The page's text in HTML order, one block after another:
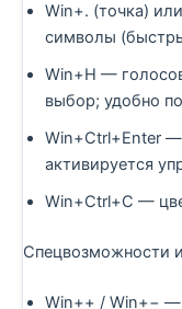
Win+. (точка)
символы
Win+H —
выбор; удобно
Win+Ctrl+Enter
активируется
Win+Ctrl+C —
Спецвозможности
Win++ / Win+− —